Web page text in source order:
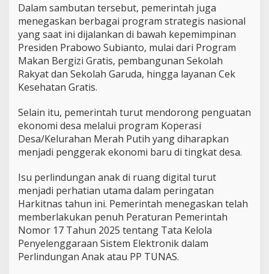
Dalam sambutan tersebut, pemerintah juga
menegaskan berbagai program strategis nasional
yang saat ini dijalankan di bawah kepemimpinan
Presiden Prabowo Subianto, mulai dari Program
Makan Bergizi Gratis, pembangunan Sekolah
Rakyat dan Sekolah Garuda, hingga layanan Cek
Kesehatan Gratis.
Selain itu, pemerintah turut mendorong penguatan
ekonomi desa melalui program Koperasi
Desa/Kelurahan Merah Putih yang diharapkan
menjadi penggerak ekonomi baru di tingkat desa.
Isu perlindungan anak di ruang digital turut
menjadi perhatian utama dalam peringatan
Harkitnas tahun ini. Pemerintah menegaskan telah
memberlakukan penuh Peraturan Pemerintah
Nomor 17 Tahun 2025 tentang Tata Kelola
Penyelenggaraan Sistem Elektronik dalam
Perlindungan Anak atau PP TUNAS.